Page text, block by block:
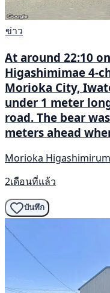
ข่าว
At around 22:10
Higashimimae 4-
Morioka City,
under 1 meter
road. The bear
meters ahead
Morioka
2เดือนที่แล้ว
บันทึก